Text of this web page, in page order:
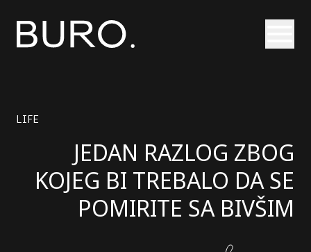
LIFE
JEDAN RAZLOG ZBOG
KOJEG BI TREBALO DA SE
POMIRITE SA BIVŠIM